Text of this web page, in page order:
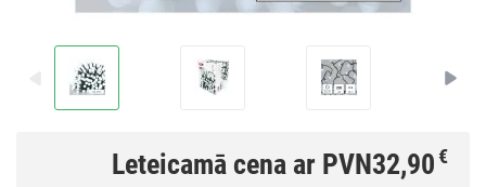
Leteicamā cena ar PVN32,90€